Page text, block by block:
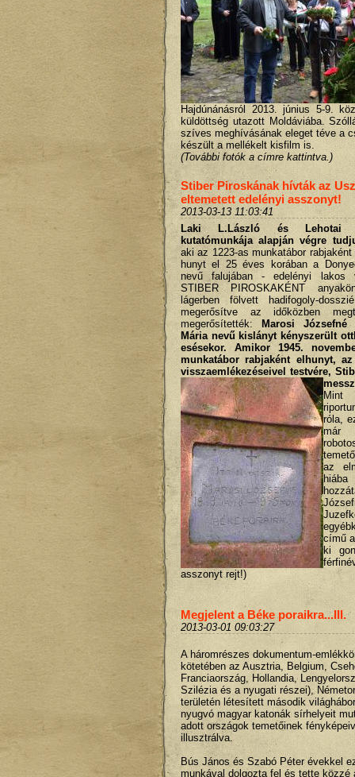
Hajdúnánásról 2013. június 5-9.
küldöttség utazott Moldáviába.
szíves meghívásának eleget téve a
készült a mellékelt kisfilm is.
(További fotók a címre kattintva.)
Stiber Piroskának hívták az
eltemetett edelényi asszonyt!
2013-03-13 11:03:41
Laki L.László és Lehotai
kutatómunkája alapján végre
aki az 1223-as munkatábor
hunyt el 25 éves korában a
nevű falujában - edelényi lakos
STIBER PIROSKAKÉNT
lágerben fölvett hadifogoly-
megerősítve az időközben
megerősítették:
Marosi
Mária nevű kislányt kényszerült
esésekor. Amikor 1945.
munkatábor rabjaként elhunyt,
visszaemlékezéseivel testvére,
Mint
róla,
már
az
hiába
című
ki
asszonyt rejt!)
Megjelent a Béke poraikra...III.
2013-03-01 09:03:27
A háromrészes dokumentum-
kötetében az Ausztria, Belgium,
Franciaország, Hollandia,
Szilézia és a nyugati részei),
területén létesített második
nyugvó magyar katonák sírhelyeit
adott országok temetőinek
illusztrálva.
Bús János és Szabó Péter évekkel
munkával dolgozta fel és tette közzé